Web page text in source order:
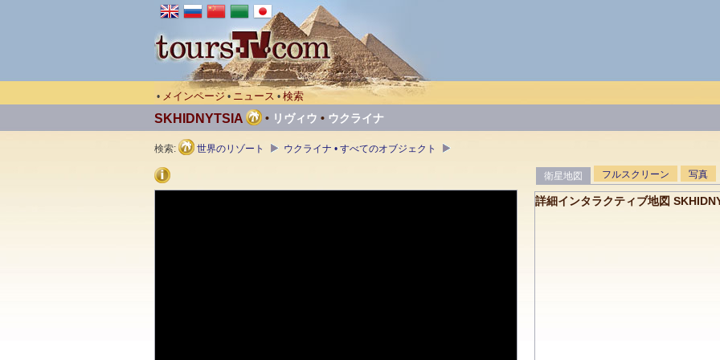
• メインページ • ニュース • 検索
SKHIDNYTSIA • リヴィウ • ウクライナ
検索: 世界のリゾート ウクライナ • すべてのオブジェクト
衛星地図 フルスクリーン 写真
詳細インタラクティブ地図